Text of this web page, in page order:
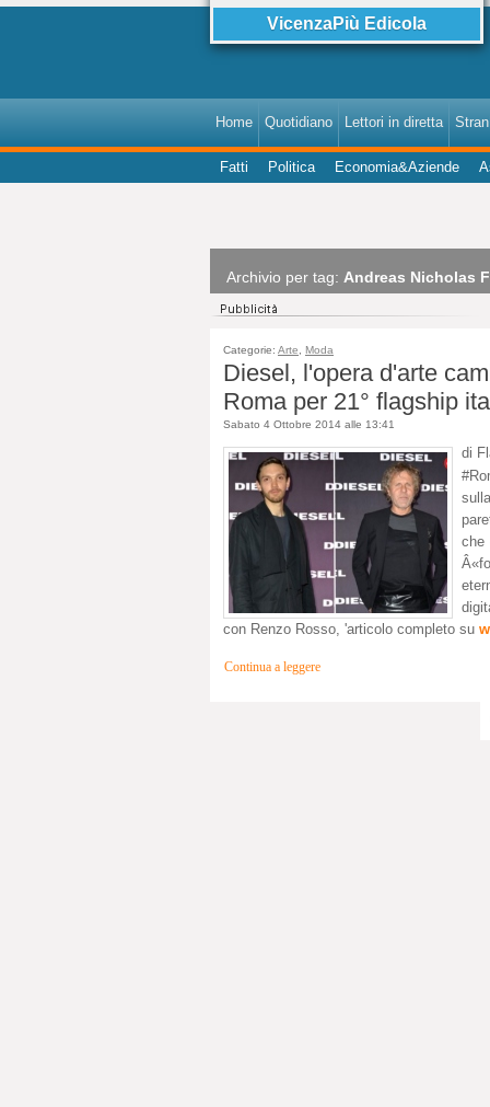
VicenzaPiù Edicola
Home Quotidiano Lettori in diretta
Fatti Politica Economia&Aziende
Archivio per tag: Andreas Nicholas
Categorie: Arte Moda
Diesel, l'opera d'arte
Roma per 21° flagship
Sabato 4 Ottobre 2014 alle 13:41
di
che
con Renzo Rosso, 'articolo completo su
Continua a leggere